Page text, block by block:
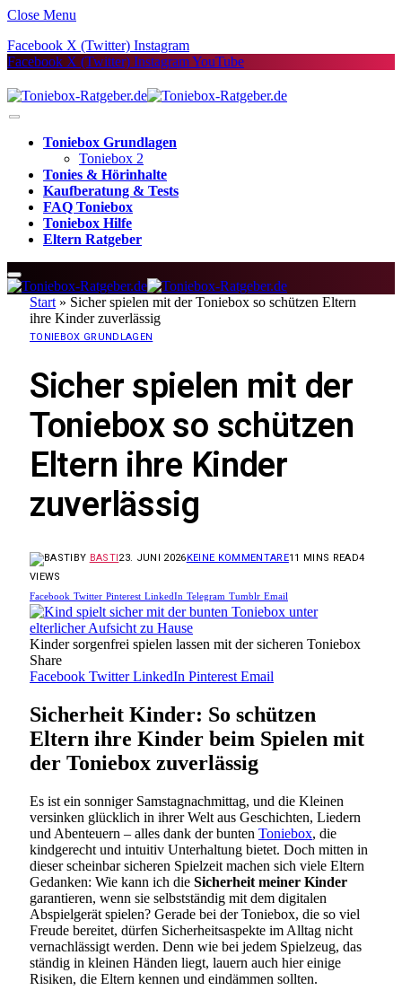
Close Menu
Facebook X (Twitter) Instagram
Facebook X (Twitter) InstagramYouTube
Toniebox Grundlagen
Toniebox 2
Tonies & Hörinhalte
Kaufberatung & Tests
FAQ Toniebox
Toniebox Hilfe
Eltern Ratgeber
Start » Sicher spielen mit der Toniebox so schützen Eltern
ihre Kinder zuverlässig
TONIEBOX GRUNDLAGEN
Sicher spielen mit der
Toniebox so schützen
Eltern ihre Kinder
zuverlässig
BY BASTI23. JUNI 2026KEINE KOMMENTARE11 MINS READ4
VIEWS
Facebook Twitter Pinterest LinkedIn Telegram Tumblr Email
Kinder sorgenfrei spielen lassen mit der sicheren Toniebox
Share
Facebook Twitter LinkedIn Pinterest Email
Sicherheit Kinder: So schützen
Eltern ihre Kinder beim Spielen mit
der Toniebox zuverlässig
Es ist ein sonniger Samstagnachmittag, und die Kleinen
versinken glücklich in ihrer Welt aus Geschichten, Liedern
und Abenteuern – alles dank der bunten Toniebox, die
kindgerecht und intuitiv Unterhaltung bietet. Doch mitten in
dieser scheinbar sicheren Spielzeit machen sich viele Eltern
Gedanken: Wie kann ich die Sicherheit meiner Kinder
garantieren, wenn sie selbstständig mit dem digitalen
Abspielgerät spielen? Gerade bei der Toniebox, die so viel
Freude bereitet, dürfen Sicherheitsaspekte im Alltag nicht
vernachlässigt werden. Denn wie bei jedem Spielzeug, das
ständig in kleinen Händen liegt, lauern auch hier einige
Risiken, die Eltern kennen und eindämmen sollten.